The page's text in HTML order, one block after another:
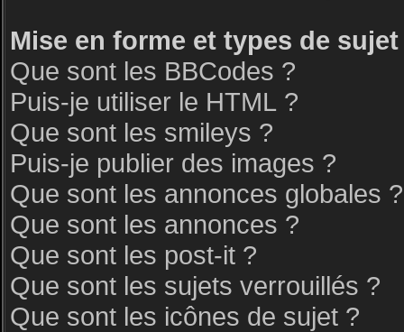
Mise en forme et types de sujet
Que sont les BBCodes ?
Puis-je utiliser le HTML ?
Que sont les smileys ?
Puis-je publier des images ?
Que sont les annonces globales ?
Que sont les annonces ?
Que sont les post-it ?
Que sont les sujets verrouillés ?
Que sont les icônes de sujet ?